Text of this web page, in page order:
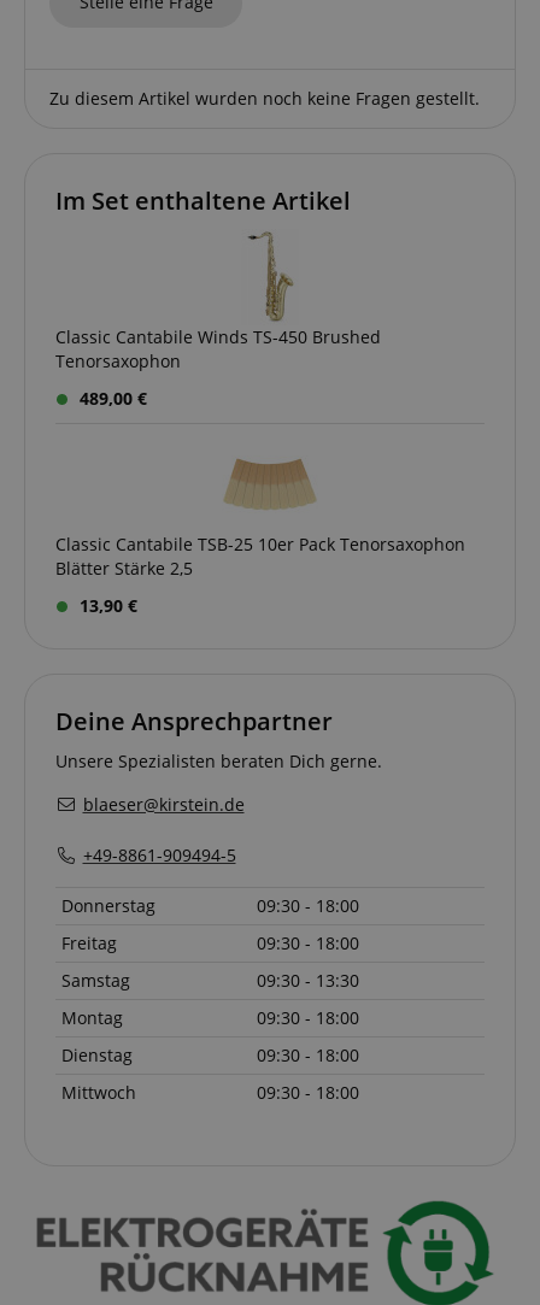
Zu diesem Artikel wurden noch keine Fragen gestellt.
Im Set enthaltene Artikel
Classic Cantabile Winds TS-450 Brushed
Tenorsaxophon
489,00 €
Classic Cantabile TSB-25 10er Pack Tenorsaxophon
Blätter Stärke 2,5
13,90 €
Deine Ansprechpartner
Unsere Spezialisten beraten Dich gerne.
blaeser@kirstein.de
+49-8861-909494-5
Donnerstag
09:30 - 18:00
Freitag
09:30 - 18:00
Samstag
09:30 - 13:30
Montag
09:30 - 18:00
Dienstag
09:30 - 18:00
Mittwoch
09:30 - 18:00